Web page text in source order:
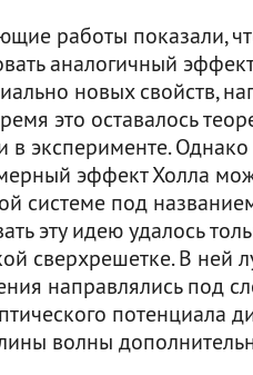
работы показали,
аналогичный
новых свойств,
это оставалось
в эксперименте.
эффект Холла
системе под
эту идею удалось
сверхрешетке. В ней
направлялись под
потенциала
волны